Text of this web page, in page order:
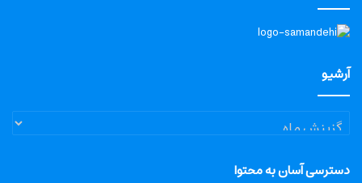
آرشیو
آرشیو
دسترسی آسان به محتوا